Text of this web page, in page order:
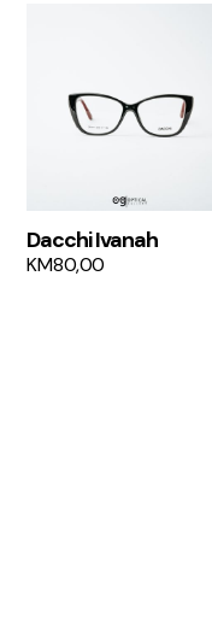
Dacchi Ivanah
KM80,00